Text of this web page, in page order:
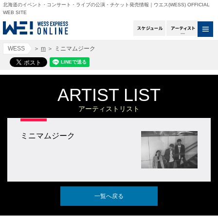
北海道のイベント・コンサート・ライブの公演・チケット発売情報｜ウエス(WESS) OFFICIAL
WEB SITE
スケジュールアー
WESS ＞ m ＞ ミニマムジーク
ARTIST LIST
アーティストリスト
ミニマムジーク
一覧へ戻る